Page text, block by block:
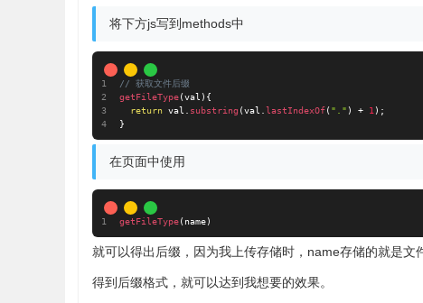
将下方js写到methods中
// 获取文件后缀
getFileType(val ) {
return val substring (val lastIndexOf( "." ) + 1 ) ;
}
在页面中使用
getFileType( name)
就可以得出后缀，因为我上传存储时，name存储的就是
得到后缀格式，就可以达到我想要的效果。